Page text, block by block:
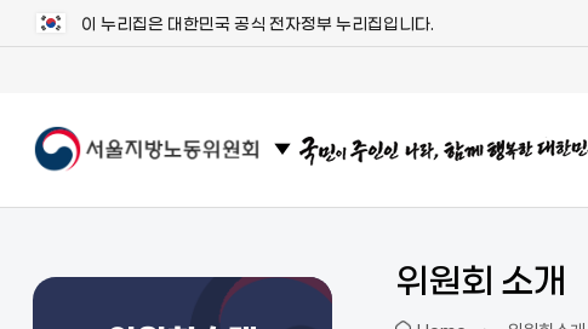
이 누리집은 대한민국 공식 전자정부 누리집입니다.
관련 사이트 목록 보기
위원회 소개